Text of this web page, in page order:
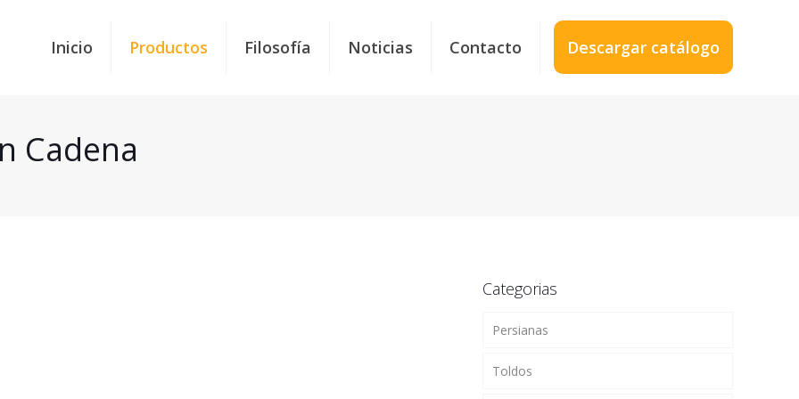
Inicio Productos Filosofía Noticias Contacto Descargar catálogo
Cadena
Categorias
Persianas
Persianas Enrollables
Toldos